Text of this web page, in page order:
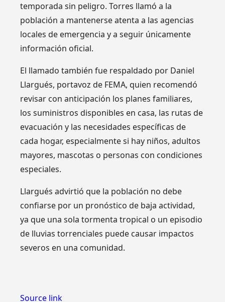
temporada sin peligro. Torres llamó a la
población a mantenerse atenta a las agencias
locales de emergencia y a seguir únicamente
información oficial.
El llamado también fue respaldado por Daniel
Llargués, portavoz de FEMA, quien recomendó
revisar con anticipación los planes familiares,
los suministros disponibles en casa, las rutas de
evacuación y las necesidades específicas de
cada hogar, especialmente si hay niños, adultos
mayores, mascotas o personas con condiciones
especiales.
Llargués advirtió que la población no debe
confiarse por un pronóstico de baja actividad,
ya que una sola tormenta tropical o un episodio
de lluvias torrenciales puede causar impactos
severos en una comunidad.
Source link